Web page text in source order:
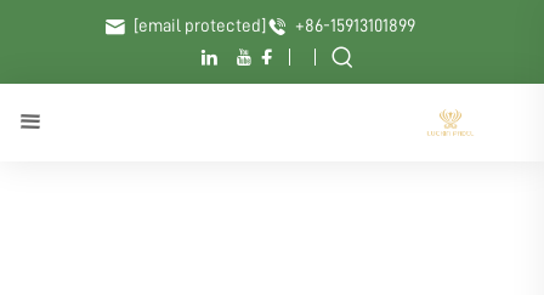
+86-15913101899
[email protected]